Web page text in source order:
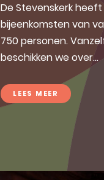
De Stevenskerk
bijeenkomsten van
750 personen.
beschikken we over...
LEES MEER